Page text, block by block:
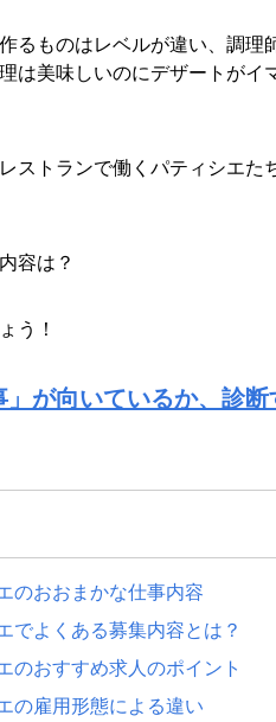
るものはレベルが違い、調理
は美味しいのにデザートがイ
ストランで働くパティシエた
容は？
う！
」が向いているか、診
のおおまかな仕事内容
でよくある募集内容とは？
のおすすめ求人のポイント
の雇用形態による違い